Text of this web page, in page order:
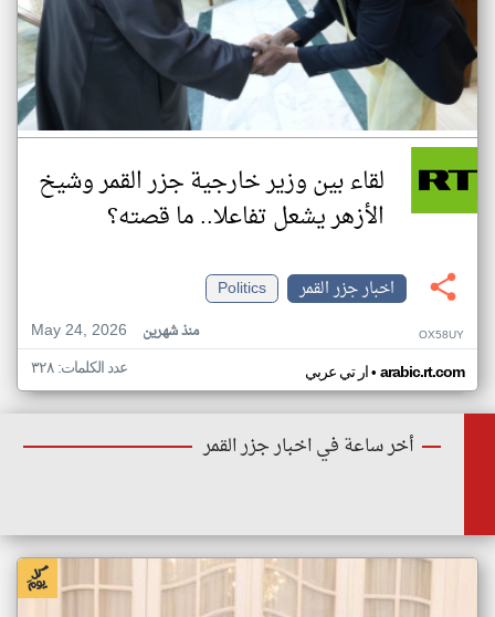
لقاء بين وزير خارجية جزر القمر وشيخ
الأزهر يشعل تفاعلا.. ما قصته؟
اخبار جزر القمر
Politics
May 24, 2026
منذ شهرين OX58UY
ار تي عربي• arabic.rt.com عدد الكلمات: ٣٢٨
أخر ساعة في اخبار جزر القمر